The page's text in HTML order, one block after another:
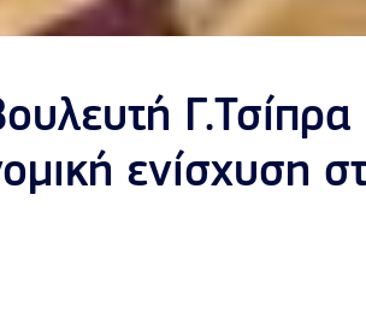
Γ.Τσίπρα
ενίσχυση